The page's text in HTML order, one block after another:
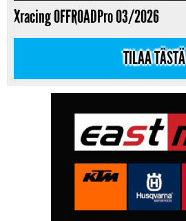
Xracing OFFROADPro 03/2026
TILAA TÄSTÄ